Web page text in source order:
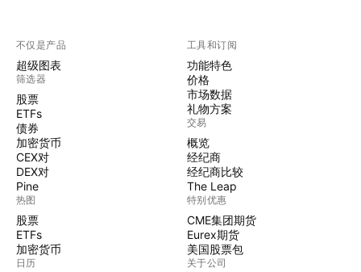
不仅是产品
超级图表
筛选器
股票
ETFs
债券
加密货币
CEX对
DEX对
Pine
热图
股票
ETFs
加密货币
日历
工具和订阅
功能特色
价格
市场数据
礼物方案
交易
概览
经纪商
经纪商比较
The Leap
特别优惠
CME集团期货
Eurex期货
美国股票包
关于公司